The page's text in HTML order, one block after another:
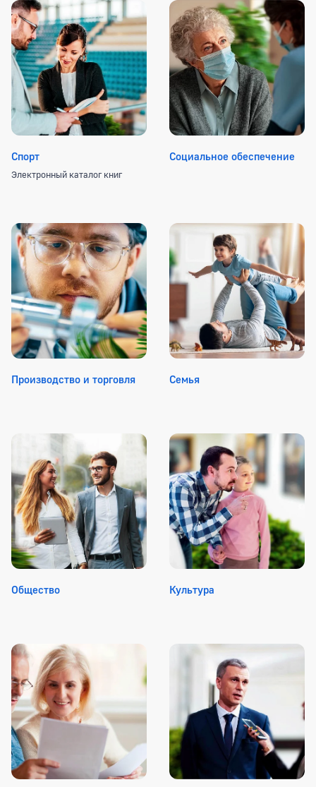
Спорт
Электронный каталог книг
Социальное обеспечение
Производство и торговля Семья
Общество Культура